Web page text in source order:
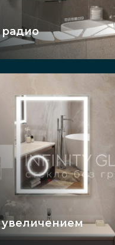
радио
увеличением